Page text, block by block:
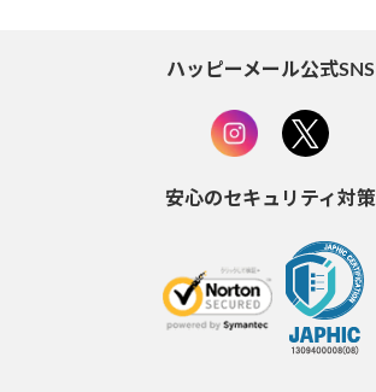
ハッピーメール公式SNS
安心のセキュリティ対策